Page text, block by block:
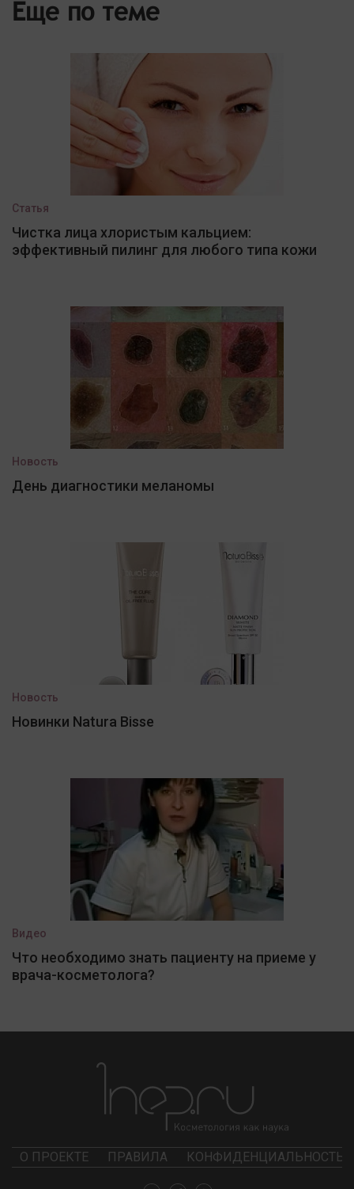
Еще по теме
Статья
Чистка лица хлористым кальцием:
эффективный пилинг для любого типа кожи
Новость
День диагностики меланомы
Новость
Новинки Natura Bisse
Видео
Что необходимо знать пациенту на приеме у
врача-косметолога?
О ПРОЕКТЕ ПРАВИЛА КОНФИДЕНЦИАЛЬНОСТЬ